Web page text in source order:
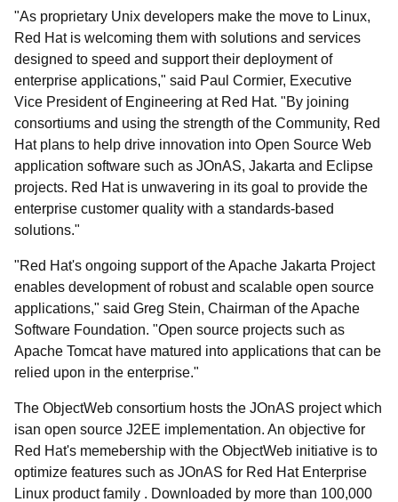
"As proprietary Unix developers make the move to Linux,
Red Hat is welcoming them with solutions and services
designed to speed and support their deployment of
enterprise applications," said Paul Cormier, Executive
Vice President of Engineering at Red Hat. "By joining
consortiums and using the strength of the Community, Red
Hat plans to help drive innovation into Open Source Web
application software such as JOnAS, Jakarta and Eclipse
projects. Red Hat is unwavering in its goal to provide the
enterprise customer quality with a standards-based
solutions."
"Red Hat's ongoing support of the Apache Jakarta Project
enables development of robust and scalable open source
applications," said Greg Stein, Chairman of the Apache
Software Foundation. "Open source projects such as
Apache Tomcat have matured into applications that can be
relied upon in the enterprise."
The ObjectWeb consortium hosts the JOnAS project which
isan open source J2EE implementation. An objective for
Red Hat's memebership with the ObjectWeb initiative is to
optimize features such as JOnAS for Red Hat Enterprise
Linux product family . Downloaded by more than 100,000